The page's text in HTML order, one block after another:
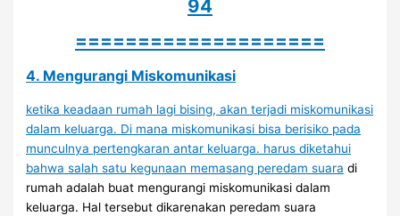
94
====================
4. Mengurangi Miskomunikasi
ketika keadaan rumah lagi bising, akan terjadi miskomunikasi
dalam keluarga. Di mana miskomunikasi bisa berisiko pada
munculnya pertengkaran antar keluarga. harus diketahui
bahwa salah satu kegunaan memasang peredam suara di
rumah adalah buat mengurangi miskomunikasi dalam
keluarga. Hal tersebut dikarenakan peredam suara